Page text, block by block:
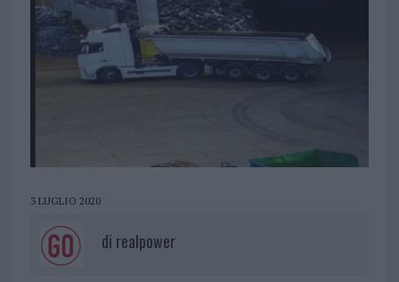
3 LUGLIO 2020
di realpower